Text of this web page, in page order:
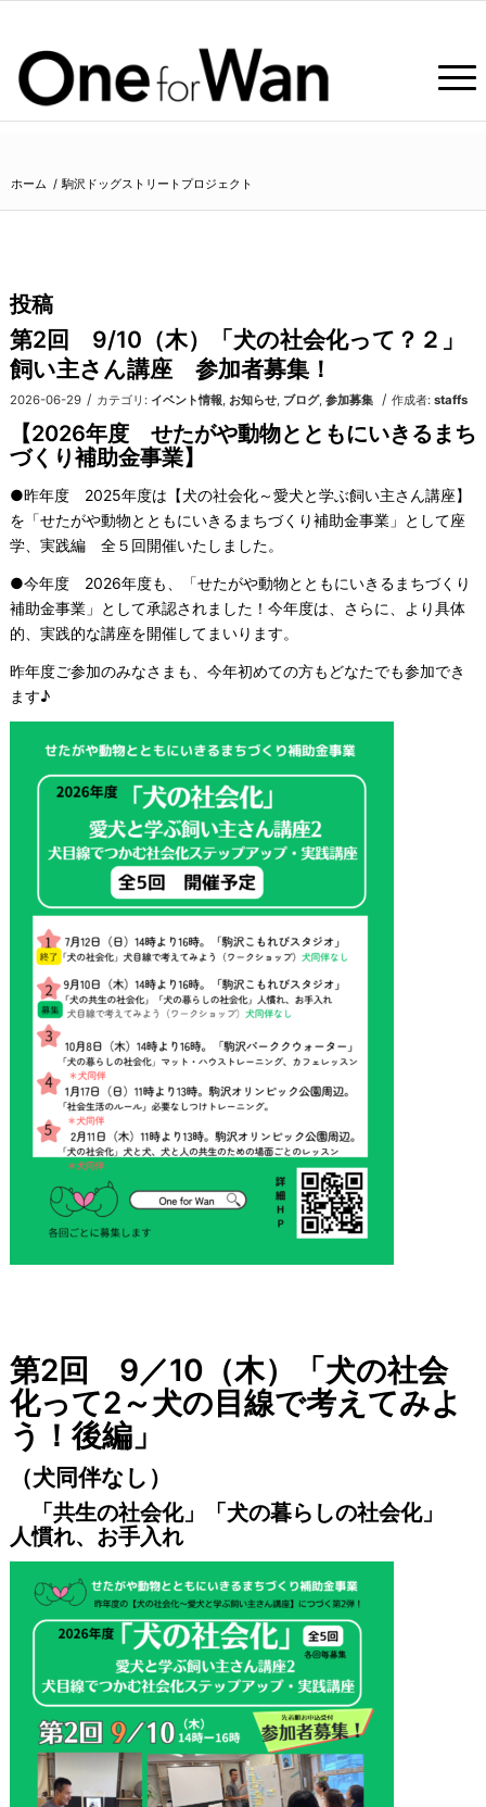
ホーム / 駒沢ドッグストリートプロジェクト
投稿
第2回 9/10（木）「犬の社会化って？２」
飼い主さん講座 参加者募集！
2026-06-29 / カテゴリ: イベント情報, お知らせ, ブログ, 参加募集 / 作成者: staffs
【2026年度 せたがや動物とともにいきるまち
づくり補助金事業】
●昨年度 2025年度は【犬の社会化～愛犬と学ぶ飼い主さん講座】
を「せたがや動物とともにいきるまちづくり補助金事業」として座
学、実践編 全５回開催いたしました。
●今年度 2026年度も、「せたがや動物とともにいきるまちづくり
補助金事業」として承認されました！今年度は、さらに、より具体
的、実践的な講座を開催してまいります。
昨年度ご参加のみなさまも、今年初めての方もどなたでも参加でき
ます♪
第2回 9／10（木）「犬の社会
化って2～犬の目線で考えてみよ
う！後編」
（犬同伴なし）
「共生の社会化」「犬の暮らしの社会化」
人慣れ、お手入れ